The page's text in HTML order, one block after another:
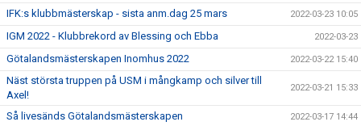
IFK:s klubbmästerskap - sista anm.dag 25 mars 2022-03-23 10:05
IGM 2022 - Klubbrekord av Blessing och Ebba 2022-03-23
Götalandsmästerskapen Inomhus 2022 2022-03-22 15:40
Näst största truppen på USM i mångkamp och silver till
Axel!
2022-03-21 15:33
Så livesänds Götalandsmästerskapen 2022-03-17 14:44